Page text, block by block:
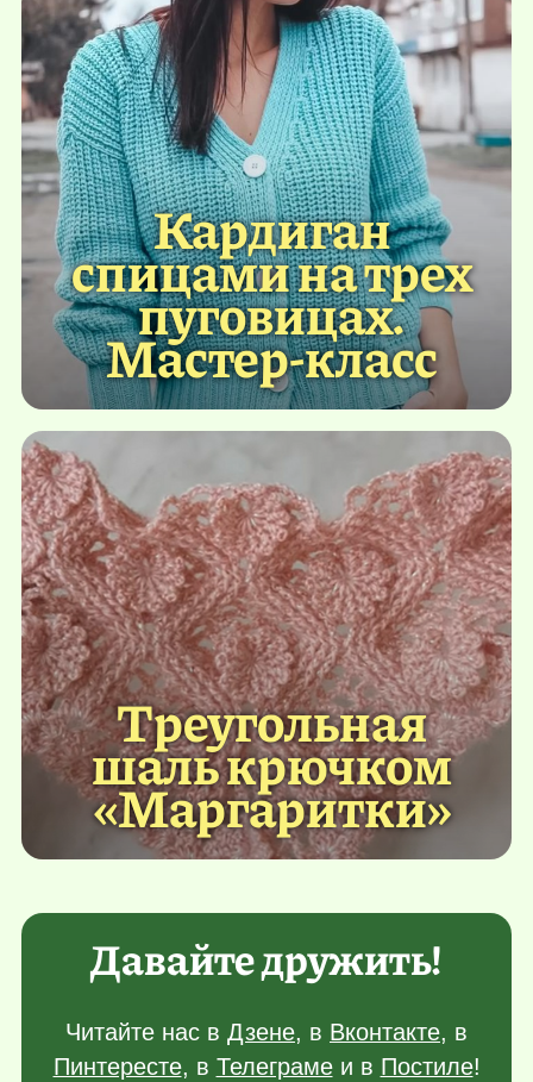
Кардиган
спицами на трех
пуговицах.
Мастер-класс
Треугольная
шаль крючком
«Маргаритки»
Давайте дружить!
Читайте нас в Дзене, в Вконтакте, в
Пинтересте, в Телеграмеи в Постиле!